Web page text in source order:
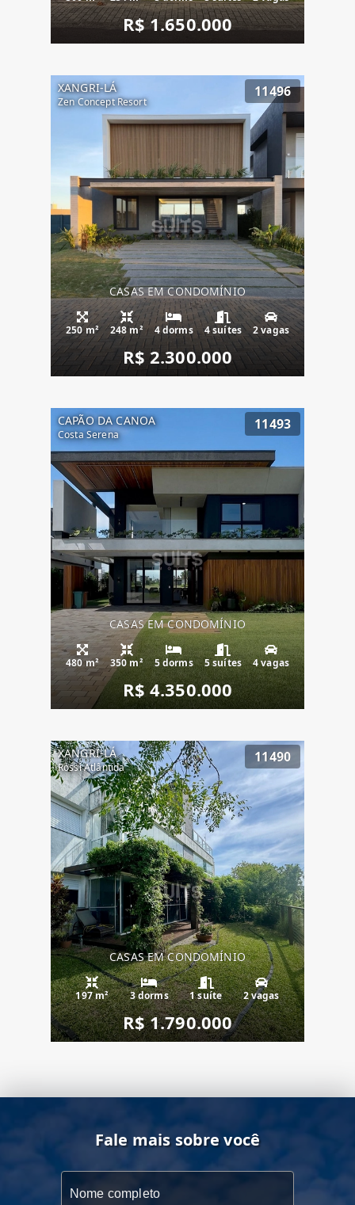
R$ 1.650.000
XANGRI-LÁ
Zen Concept Resort
11496
CASAS EM CONDOMÍNIO
250 m² 248 m² 4 dorms 4 suítes 2 vagas
R$ 2.300.000
CAPÃO DA CANOA
Costa Serena
11493
CASAS EM CONDOMÍNIO
480 m² 350 m² 5 dorms 5 suítes 4 vagas
R$ 4.350.000
XANGRI-LÁ
Rossi Atlântida
11490
CASAS EM CONDOMÍNIO
197 m² 3 dorms 1 suíte 2 vagas
R$ 1.790.000
Fale mais sobre você